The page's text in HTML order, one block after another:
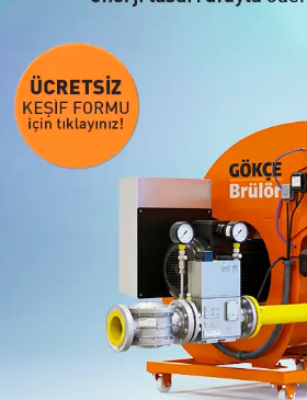
internationally with our products by
continuous development and
Поделиться